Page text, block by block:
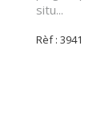
situ...
Rèf : 3941